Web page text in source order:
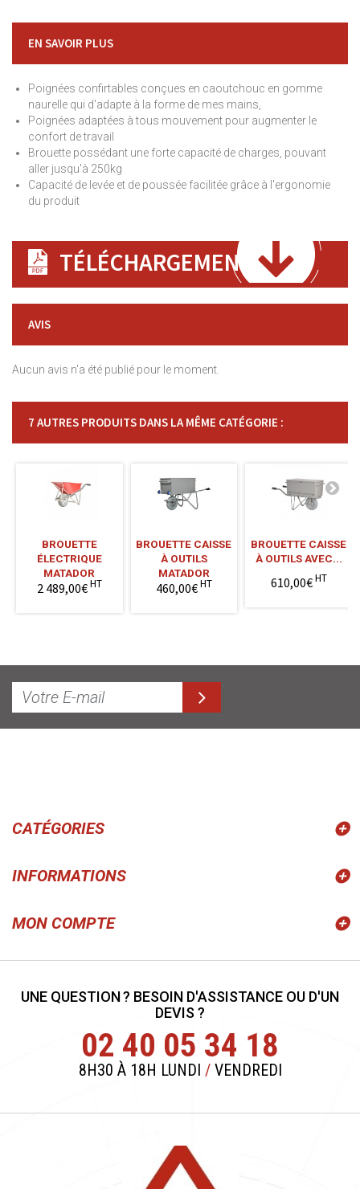
EN SAVOIR PLUS
Poignées confirtables conçues en caoutchouc en gomme
naurelle qui d'adapte à la forme de mes mains,
Poignées adaptées à tous mouvement pour augmenter le
confort de travail
Brouette possédant une forte capacité de charges, pouvant
aller jusqu'à 250kg
Capacité de levée et de poussée facilitée grâce à l'ergonomie
du produit
TÉLÉCHARGEMENT
AVIS
Aucun avis n'a été publié pour le moment.
7 AUTRES PRODUITS DANS LA MÊME CATÉGORIE :
BROUETTE
ÉLECTRIQUE
MATADOR
2 489,00€HT
BROUETTE CAISSE
À OUTILS
MATADOR
460,00€HT
BROUETTE CAISSE
À OUTILS AVEC...
610,00€HT
CATÉGORIES
INFORMATIONS
MON COMPTE
UNE QUESTION ? BESOIN D'ASSISTANCE OU D'UN
DEVIS ?
02 40 05 34 18
8H30 À 18H LUNDI /VENDREDI